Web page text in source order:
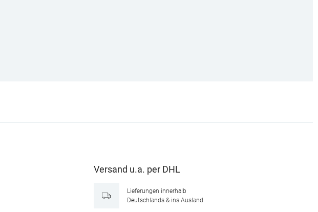
Versand u.a. per DHL
Lieferungen innerhalb
Deutschlands & ins Ausland